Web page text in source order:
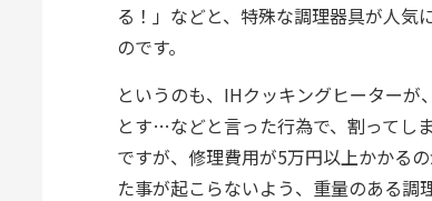
る！」などと、特殊な調理器具が人気
のです。
というのも、IHクッキングヒーター
とす…などと言った行為で、割ってし
ですが、修理費用が5万円以上かかる
た事が起こらないよう、重量のある調